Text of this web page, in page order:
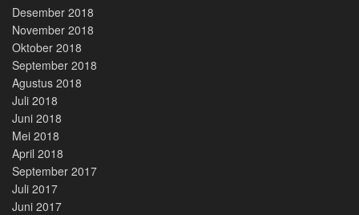
Desember 2018
November 2018
Oktober 2018
September 2018
Agustus 2018
Juli 2018
Juni 2018
Mei 2018
April 2018
September 2017
Juli 2017
Juni 2017